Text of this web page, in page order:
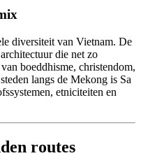
diversiteit van Vietnam. De
die net zo
boeddhisme, christendom,
langs de Mekong is Sa
etniciteiten en
routes